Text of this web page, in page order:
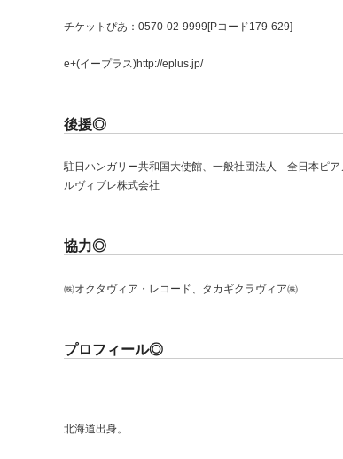
チケットぴあ：0570-02-9999[Pコード179-629]
e+(イープラス)http://eplus.jp/
後援◎
駐日ハンガリー共和国大使館、一般社団法人 全日本ピ
ルヴィブレ株式会社
協力◎
㈱オクタヴィア・レコード、タカギクラヴィア㈱
プロフィール◎
北海道出身。